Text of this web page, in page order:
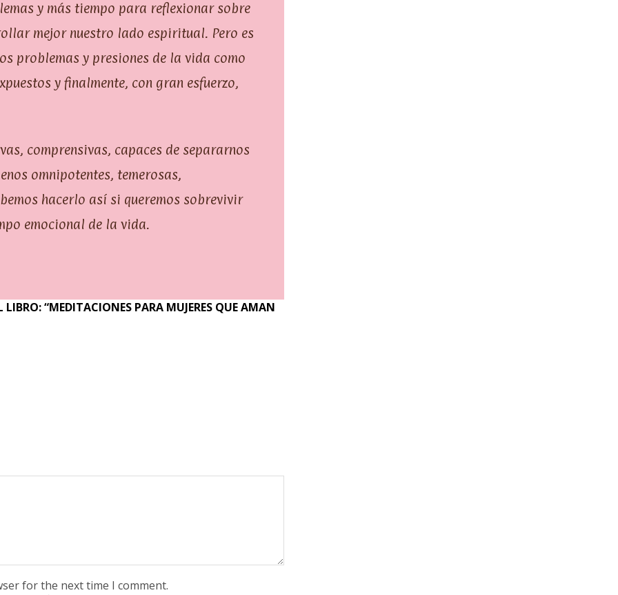
y más tiempo para reflexionar sobre
mejor nuestro lado espiritual. Pero es
problemas y presiones de la vida como
y finalmente, con gran esfuerzo,
comprensivas, capaces de separarnos
omnipotentes, temerosas,
hacerlo así si queremos sobrevivir
emocional de la vida.
“MEDITACIONES PARA MUJERES QUE AMAN
for the next time I comment.